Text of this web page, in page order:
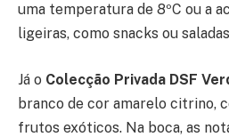
uma temperatura de 8ºC ou a
ligeiras, como snacks ou
Já o Colecção Privada DSF
branco de cor amarelo citrino,
frutos exóticos. Na boca, as